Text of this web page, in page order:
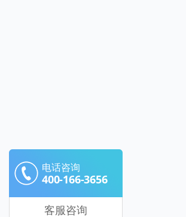
电话咨询
400-166-3656
客服咨询